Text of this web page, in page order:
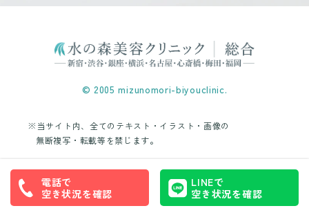
© 2005 mizunomori-biyouclinic.
※当サイト内、全てのテキスト・イラスト・画像の
無断複写・転載等を禁じます。
電話で
空き状況を確認
LINEで
空き状況を確認